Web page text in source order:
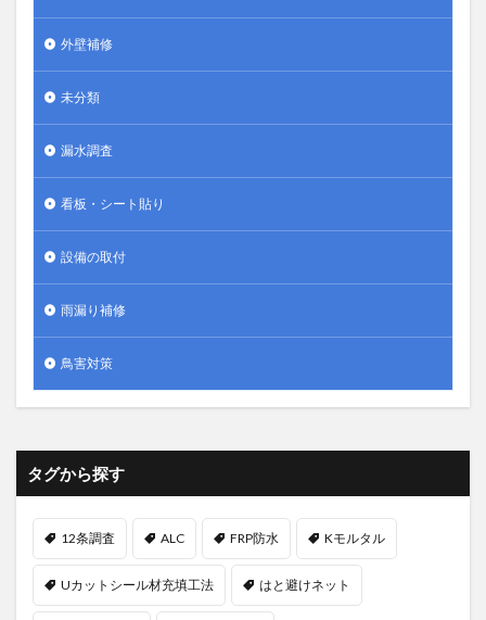
外壁補修
未分類
漏水調査
看板・シート貼り
設備の取付
雨漏り補修
鳥害対策
タグから探す
12条調査 ALC FRP防水 Kモルタル
Uカットシール材充填工法 はと避けネット